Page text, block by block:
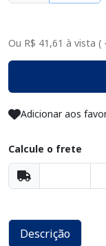
Ou R$ 41,61 à vista (
Adicionar aos
Calcule o frete
Descrição